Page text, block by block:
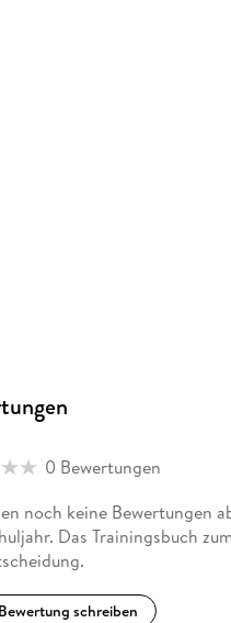
0 Bewertungen
noch keine Bewertungen
Das Trainingsbuch
schreiben